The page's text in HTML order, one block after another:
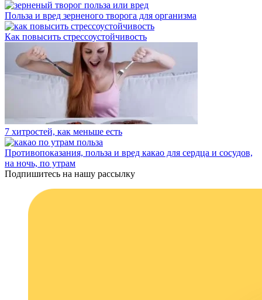
Польза и вред зерненого творога для организма
Как повысить стрессоустойчивость
7 хитростей, как меньше есть
Противопоказания, польза и вред какао для сердца и сосудов,
на ночь, по утрам
Подпишитесь на нашу рассылку